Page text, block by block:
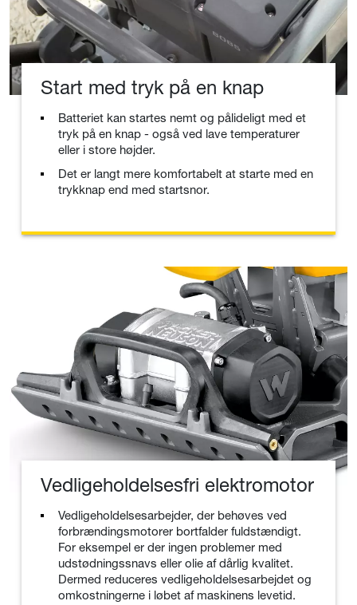
Start med tryk på en knap
Batteriet kan startes nemt og pålideligt med et
tryk på en knap - også ved lave temperaturer
eller i store højder.
Det er langt mere komfortabelt at starte med en
trykknap end med startsnor.
Vedligeholdelsesfri elektromotor
Vedligeholdelsesarbejder, der behøves ved
forbrændingsmotorer bortfalder fuldstændigt.
For eksempel er der ingen problemer med
udstødningssnavs eller olie af dårlig kvalitet.
Dermed reduceres vedligeholdelsesarbejdet og
omkostningerne i løbet af maskinens levetid.